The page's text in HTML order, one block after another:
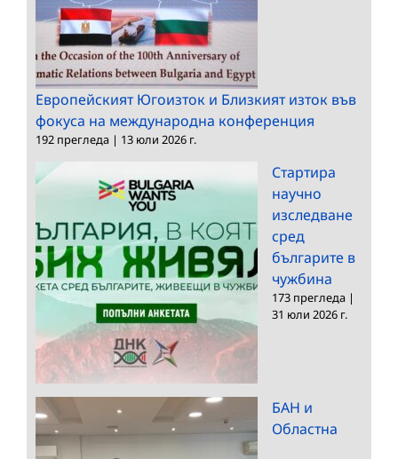
Европейският Югоизток и Близкият изток във
фокуса на международна конференция
192 прегледа | 13 юли 2026 г.
Стартира
научно
изследване
сред
българите в
чужбина
173 прегледа |
31 юли 2026 г.
БАН и
Областна